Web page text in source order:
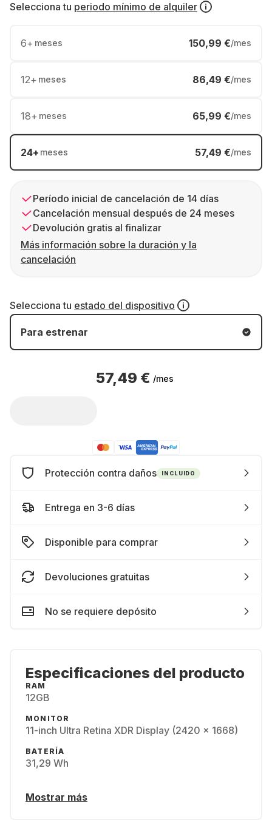
Selecciona tu periodo mínimo de alquiler
6+ meses 150,99 €/mes
12+ meses 86,49 €/mes
18+ meses 65,99 €/mes
24+ meses 57,49 €/mes
Período inicial de cancelación de 14 días
Cancelación mensual después de 24 meses
Devolución gratis al finalizar
Más información sobre la duración y la
cancelación
Selecciona tu estado del dispositivo
Para estrenar
57,49 € /mes
Protección contra daños INCLUIDO
Entrega en 3-6 días
Disponible para comprar
Devoluciones gratuitas
No se requiere depósito
Especificaciones del producto
RAM
12GB
MONITOR
11-inch Ultra Retina XDR Display (2420 x 1668)
BATERÍA
31,29 Wh
Mostrar más